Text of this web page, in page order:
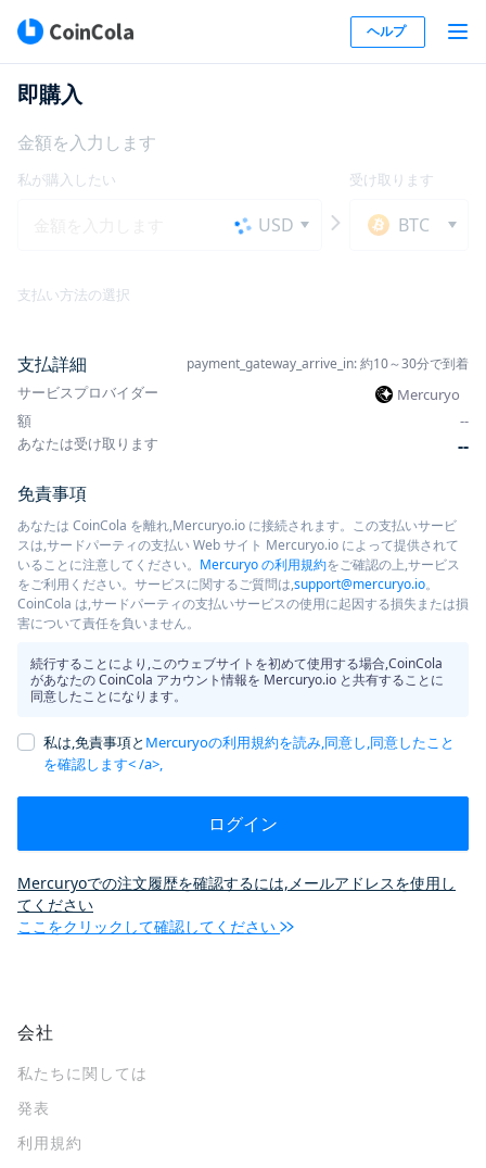
ヘルプ
即購入
金額を入力します
私が購入したい
USD
受け取ります
BTC
支払い方法の選択
支払詳細 payment_gateway_arrive_in: 約10～30分で到着
サービスプロバイダー
Mercuryo
額
--
あなたは受け取ります
--
免責事項
あなたは CoinCola を離れ,Mercuryo.io に接続されます。この支払いサービ
スは,サードパーティの支払い Web サイト Mercuryo.io によって提供されて
いることに注意してください。 Mercuryo の利用規約をご確認の上,サービス
をご利用ください。サービスに関するご質問は,support@mercuryo.io。
CoinCola は,サードパーティの支払いサービスの使用に起因する損失または損
害について責任を負いません。
続行することにより,このウェブサイトを初めて使用する場合,CoinCola
があなたの CoinCola アカウント情報を Mercuryo.io と共有することに
同意したことになります。
私は,免責事項と Mercuryoの利用規約を読み,同意し,同意したこと
を確認します< /a>,
ログイン
Mercuryoでの注文履歴を確認するには,メールアドレスを使用し
てください
ここをクリックして確認してください
会社
私たちに関しては
発表
利用規約